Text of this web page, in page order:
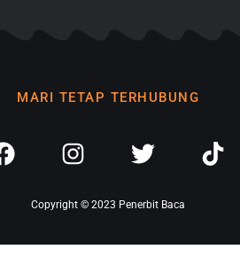
MARI TETAP TERHUBUNG
Copyright © 2023 Penerbit Baca